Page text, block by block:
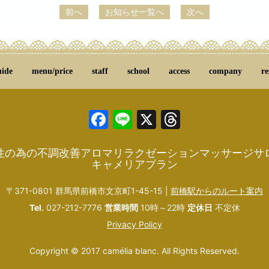
前へ お知らせ一覧へ 次へ
menu/price staff school access company
Facebook
Line
X
の為の不調改善アロマリラクゼーションマッサージサ
キャメリアブラン
〒371-0801 群馬県前橋市文京町1-45-15 | 前橋駅からのルート案内
Tel. 027-212-7776 営業時間10時～22時 定休日 不定休
Privacy Policy
Copyright © 2017 camélia blanc. All Rights Reserved.